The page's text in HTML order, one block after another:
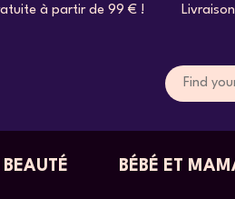
99 € ! Livraison gratuite
BEAUTÉ BÉBÉ ET